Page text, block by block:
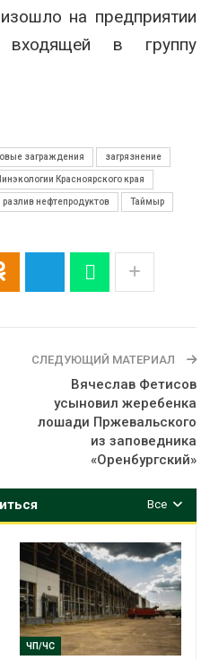
на предприятии
входящей в группу
заграждения загрязнение
Красноярского края
разлив нефтепродуктов Таймыр
СЛЕДУЮЩИЙ МАТЕРИАЛ
Вячеслав Фетисов
усыновил жеребенка
лошади Пржевальского
из заповедника
«Оренбургский»
Все
ЧП/ЧС